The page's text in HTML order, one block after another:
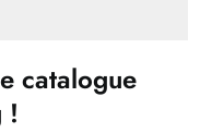
catalogue
!